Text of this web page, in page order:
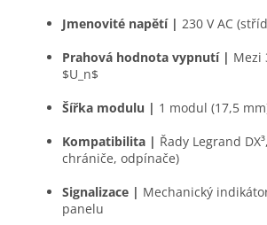
Jmenovité napětí | 230 V AC
Prahová hodnota vypnutí | Mezi
$U_n$
Šířka modulu | 1 modul (17,5
Kompatibilita | Řady Legrand
chrániče, odpínače)
Signalizace | Mechanický
panelu